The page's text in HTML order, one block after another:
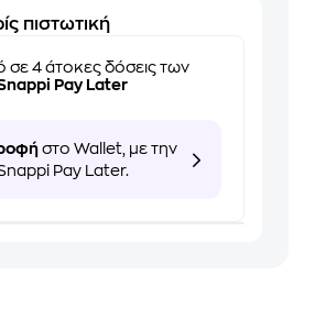
πιστωτική
σε 4 άτοκες δόσεις των
Pay Later
στο Wallet, με την
Pay Later.